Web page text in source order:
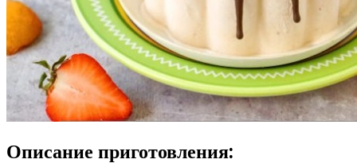
Описание приготовления: